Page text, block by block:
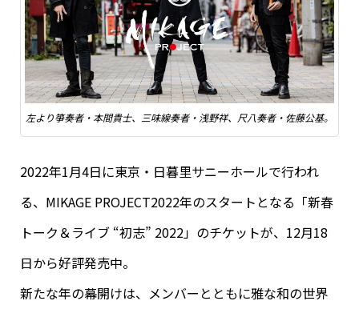
左より箏奏者・本間貴士、三味線奏者・浅野祥、尺八奏者・佐藤公基。
2022年1月4日に東京・日暮里サニーホールで行われ
る、MIKAGE PROJECT2022年のスタートとなる「新春
トーク＆ライブ “初志” 2022」のチケットが、12月18
日から好評発売中。
新たな年の幕開けは、メンバーとともに雅な和の世界